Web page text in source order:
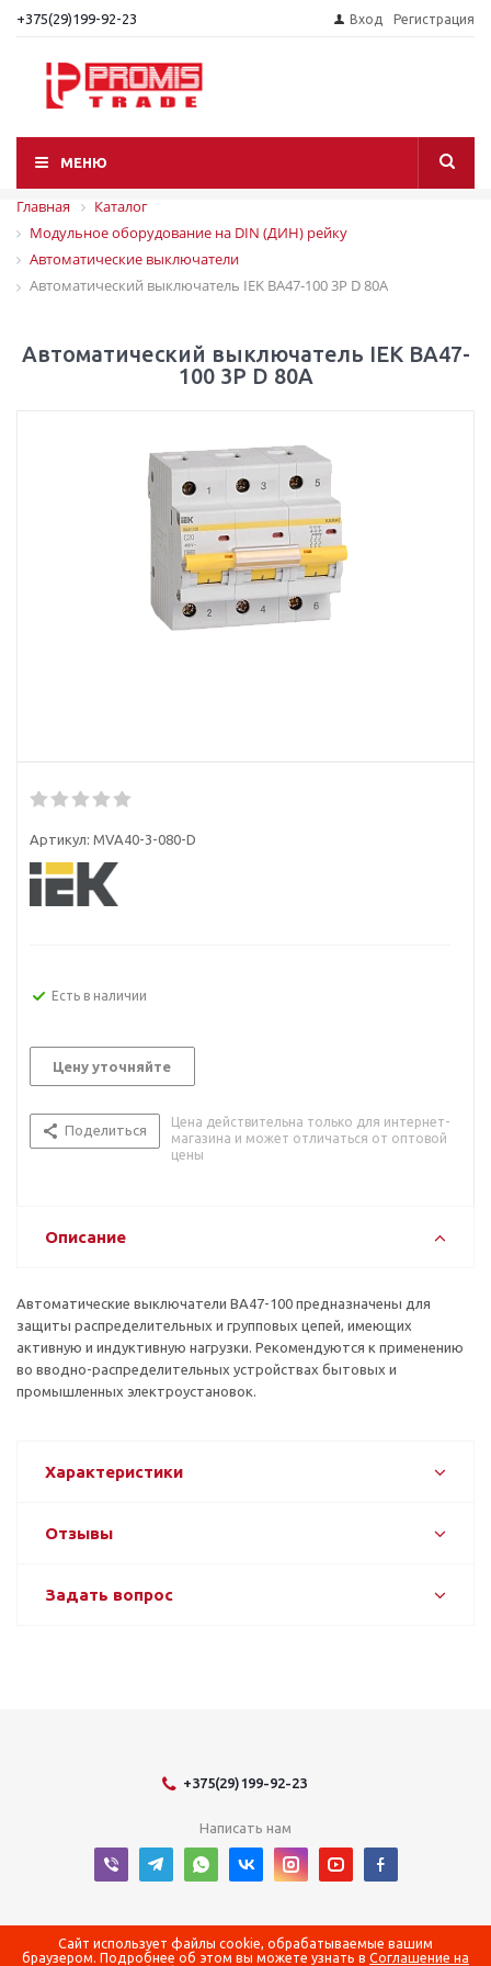
+375(29)199-92-23 Вход Регистрация
МЕНЮ
Главная
Каталог
Модульное оборудование на DIN (ДИН) рейку
Автоматические выключатели
Автоматический выключатель IEK ВА47-100 3P D 80A
Автоматический выключатель IEK ВА47-
100 3P D 80A
Артикул: MVA40-3-080-D
Есть в наличии
Цену уточняйте
Поделиться
Цена действительна только для интернет-
магазина и может отличаться от оптовой
цены
Описание
Автоматические выключатели ВА47-100 предназначены для
защиты распределительных и групповых цепей, имеющих
активную и индуктивную нагрузки. Рекомендуются к применению
во вводно-распределительных устройствах бытовых и
промышленных электроустановок.
Характеристики
Отзывы
Задать вопрос
+375(29)199-92-23
Написать нам
2026 © Оборудование для оснащения энергетических объектов
Сайт использует файлы cookie, обрабатываемые вашим
браузером. Подробнее об этом вы можете узнать в Соглашение на